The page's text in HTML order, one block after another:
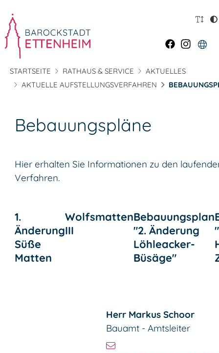
STARTSEITE RATHAUS & SERVICE
AKTUELLES
AKTUELLE AUFSTELLUNGSVERFAHREN
Bebauungspläne
Hier erhalten Sie Informationen zu den
Verfahren.
1.
Änderung
Süße
Matten
Wolfsmatten
III
Bebauungsplan
"2. Änderung
Löhleacker-
Büsäge"
Herr Markus Schoor
Bauamt - Amtsleiter